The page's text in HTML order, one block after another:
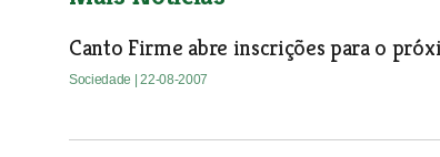
Canto Firme abre inscrições para o
Sociedade | 22-08-2007